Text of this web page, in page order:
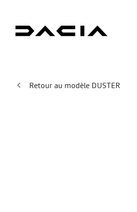
Retour au modèle DUSTER